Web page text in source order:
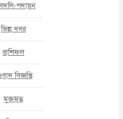
পদায়ন
ভিন্ন খবর
রাশিফল
বিজ্ঞপ্তি
মুক্তমত